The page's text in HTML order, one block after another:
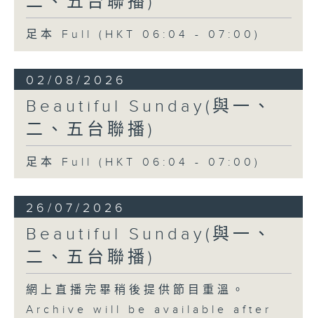
足本 Full (HKT 06:04 - 07:00)
02/08/2026
Beautiful Sunday(與一、
二、五台聯播)
足本 Full (HKT 06:04 - 07:00)
26/07/2026
Beautiful Sunday(與一、
二、五台聯播)
網上直播完畢稍後提供節目重溫。
Archive will be available after